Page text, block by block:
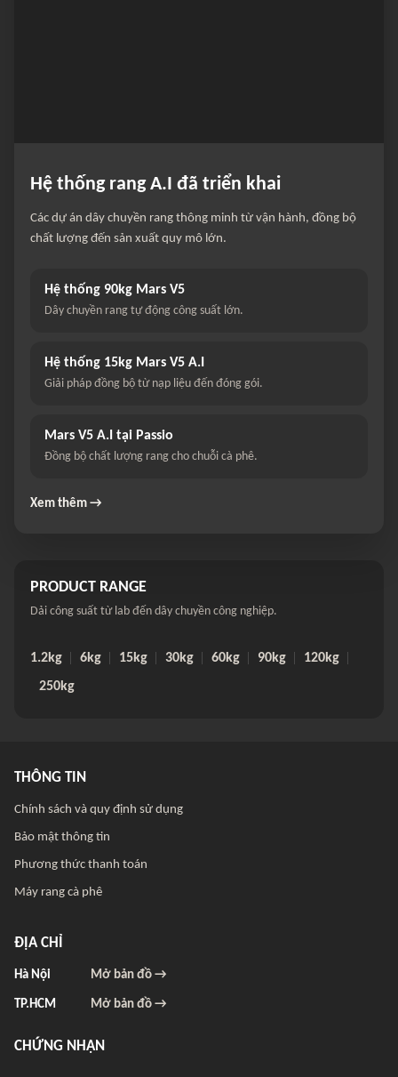
Hệ thống rang A.I đã triển khai
Các dự án dây chuyền rang thông minh từ vận hành, đồng bộ
chất lượng đến sản xuất quy mô lớn.
Hệ thống 90kg Mars V5
Dây chuyền rang tự động công suất lớn.
Hệ thống 15kg Mars V5 A.I
Giải pháp đồng bộ từ nạp liệu đến đóng gói.
Mars V5 A.I tại Passio
Đồng bộ chất lượng rang cho chuỗi cà phê.
Xem thêm →
PRODUCT RANGE
Dải công suất từ lab đến dây chuyền công nghiệp.
1.2kg 6kg 15kg 30kg 60kg 90kg
120kg
250kg
THÔNG TIN
Chính sách và quy định sử dụng
Bảo mật thông tin
Phương thức thanh toán
Máy rang cà phê
ĐỊA CHỈ
Hà Nội Mở bản đồ →
TP.HCM Mở bản đồ →
CHỨNG NHẬN